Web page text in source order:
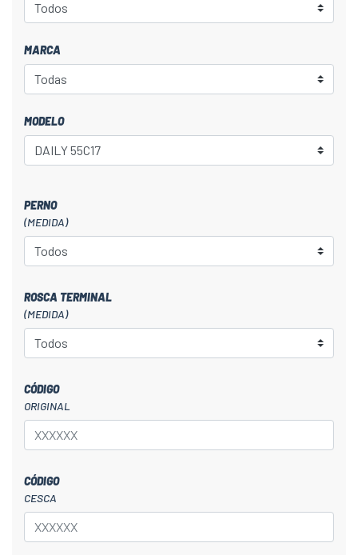
MARCA
MODELO
PERNO
(MEDIDA)
ROSCA TERMINAL
(MEDIDA)
CÓDIGO
ORIGINAL
CÓDIGO
CESCA